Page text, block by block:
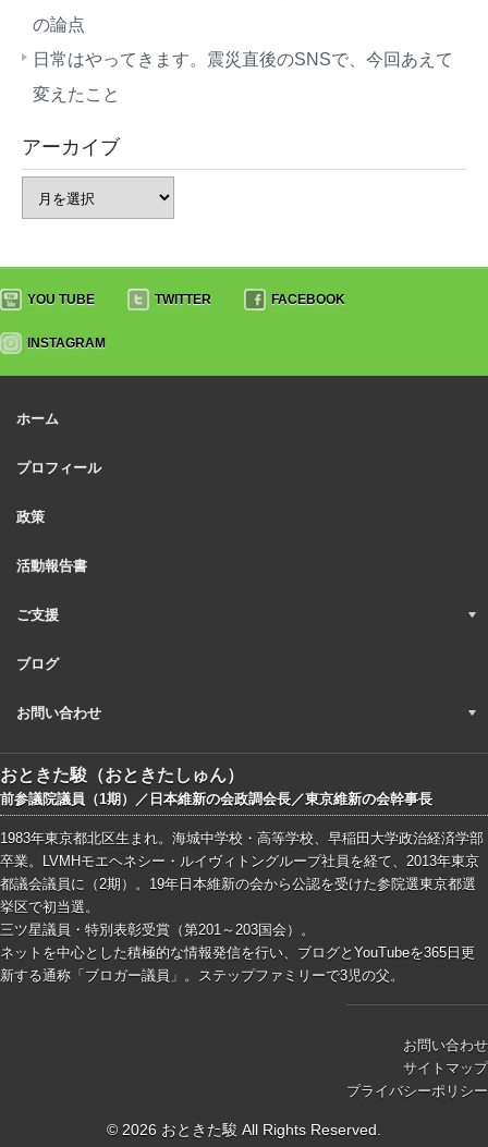
の論点
日常はやってきます。震災直後のSNSで、今回あえて
変えたこと
アーカイブ
YOU TUBE TWITTER FACEBOOK
INSTAGRAM
ホーム
プロフィール
政策
活動報告書
ご支援
ブログ
お問い合わせ
おときた駿（おときたしゅん）
前参議院議員（1期）／日本維新の会政調会長／東京維新の会幹事長
1983年東京都北区生まれ。海城中学校・高等学校、早稲田大学政治経済学部
卒業。LVMHモエヘネシー・ルイヴィトングループ社員を経て、2013年東京
都議会議員に（2期）。19年日本維新の会から公認を受けた参院選東京都選
挙区で初当選。
三ツ星議員・特別表彰受賞（第201～203国会）。
ネットを中心とした積極的な情報発信を行い、ブログとYouTubeを365日更
新する通称「ブロガー議員」。ステップファミリーで3児の父。
お問い合わせ
サイトマップ
プライバシーポリシー
© 2026 おときた駿 All Rights Reserved.